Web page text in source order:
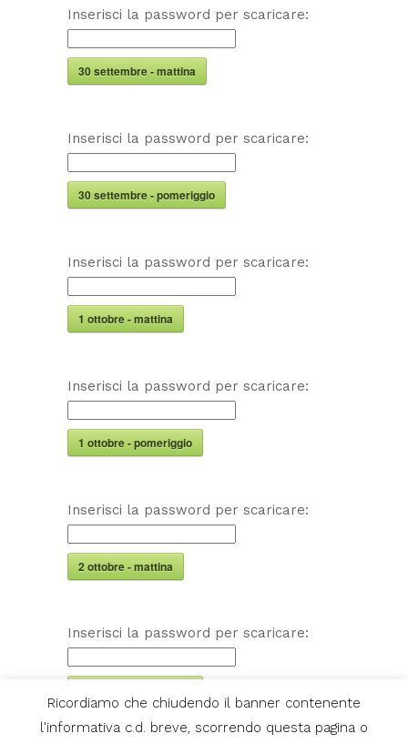
Inserisci la password per scaricare:
30 settembre - mattina
Inserisci la password per scaricare:
30 settembre - pomeriggio
Inserisci la password per scaricare:
1 ottobre - mattina
Inserisci la password per scaricare:
1 ottobre - pomeriggio
Inserisci la password per scaricare:
2 ottobre - mattina
Inserisci la password per scaricare:
Ricordiamo che chiudendo il banner contenente
l'informativa c.d. breve, scorrendo questa pagina o